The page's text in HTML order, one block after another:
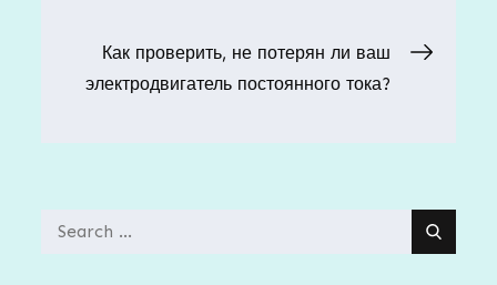
Как проверить, не потерян ли ваш
электродвигатель постоянного тока?
Search